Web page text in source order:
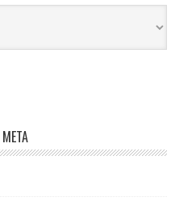
META